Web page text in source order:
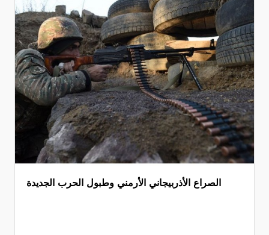
الصراع الأذربيجاني الأرمني وطبول الحرب الجديدة